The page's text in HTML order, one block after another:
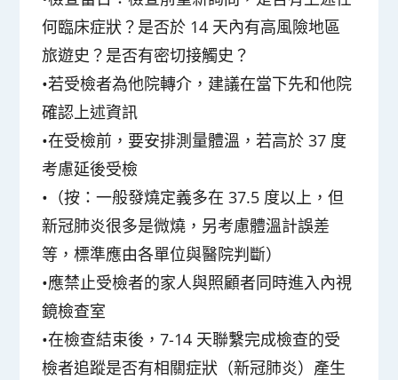
何臨床症狀？是否於 14 天內有高風險地區
旅遊史？是否有密切接觸史？
•若受檢者為他院轉介，建議在當下先和他院
確認上述資訊
•在受檢前，要安排測量體溫，若高於 37 度
考慮延後受檢
•（按：一般發燒定義多在 37.5 度以上，但
新冠肺炎很多是微燒，另考慮體溫計誤差
等，標準應由各單位與醫院判斷）
•應禁止受檢者的家人與照顧者同時進入內視
鏡檢查室
•在檢查結束後，7-14 天聯繫完成檢查的受
檢者追蹤是否有相關症狀（新冠肺炎）產生